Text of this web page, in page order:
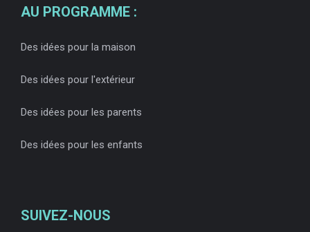
AU PROGRAMME :
Des idées pour la maison
Des idées pour l'extérieur
Des idées pour les parents
Des idées pour les enfants
SUIVEZ-NOUS